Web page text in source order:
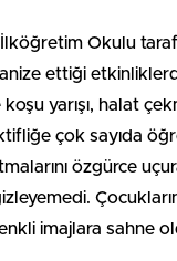
İlköğretim Okulu
ettiği
yarışı, halat
çok sayıda
özgürce
imajlara sahne